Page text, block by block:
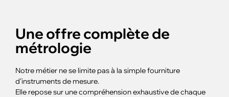
Une offre complète de
métrologie
Notre métier ne se limite pas à la simple fourniture
d’instruments de mesure.
Elle repose sur une compréhension exhaustive de chaque